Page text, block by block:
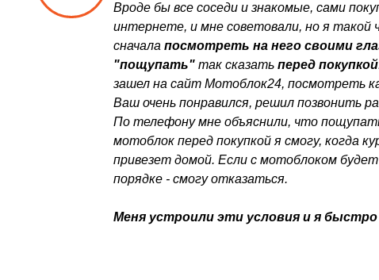
Вроде бы все соседи и знакомые, сами
интернете, и мне советовали, но я такой
сначала посмотреть на него своими
"пощупать" так сказать перед покупкой
зашел на сайт Мотоблок24, посмотреть
Ваш очень понравился, решил позвонить
По телефону мне объяснили, что
мотоблок перед покупкой я смогу, когда
привезет домой. Если с мотоблоком
порядке - смогу отказаться.
Меня устроили эти условия и я быстро